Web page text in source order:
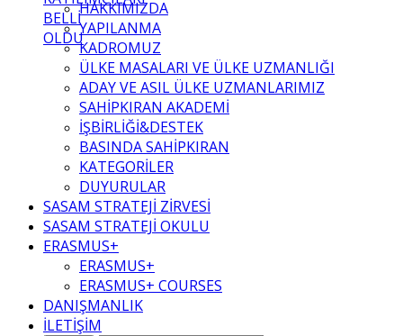
BELLİ
OLDU
HAKKIMIZDA
YAPILANMA
KADROMUZ
ÜLKE MASALARI VE ÜLKE UZMANLIĞI
ADAY VE ASIL ÜLKE UZMANLARIMIZ
SAHİPKIRAN AKADEMİ
İŞBİRLİĞİ&DESTEK
BASINDA SAHİPKIRAN
KATEGORİLER
DUYURULAR
SASAM STRATEJİ ZİRVESİ
SASAM STRATEJİ OKULU
ERASMUS+
ERASMUS+
ERASMUS+ COURSES
DANIŞMANLIK
İLETİŞİM